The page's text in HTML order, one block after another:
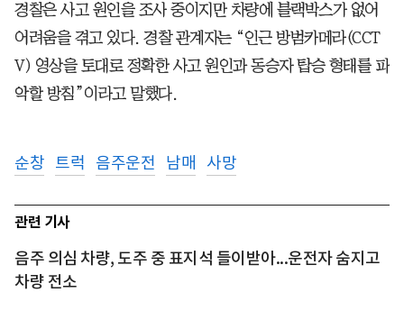
경찰은 사고 원인을 조사 중이지만 차량에 블랙박스가 없어
어려움을 겪고 있다. 경찰 관계자는 “인근 방범카메라(CCT
V) 영상을 토대로 정확한 사고 원인과 동승자 탑승 형태를 파
악할 방침”이라고 말했다.
순창 트럭 음주운전 남매 사망
관련 기사
음주 의심 차량, 도주 중 표지석 들이받아...운전자 숨지고
차량 전소